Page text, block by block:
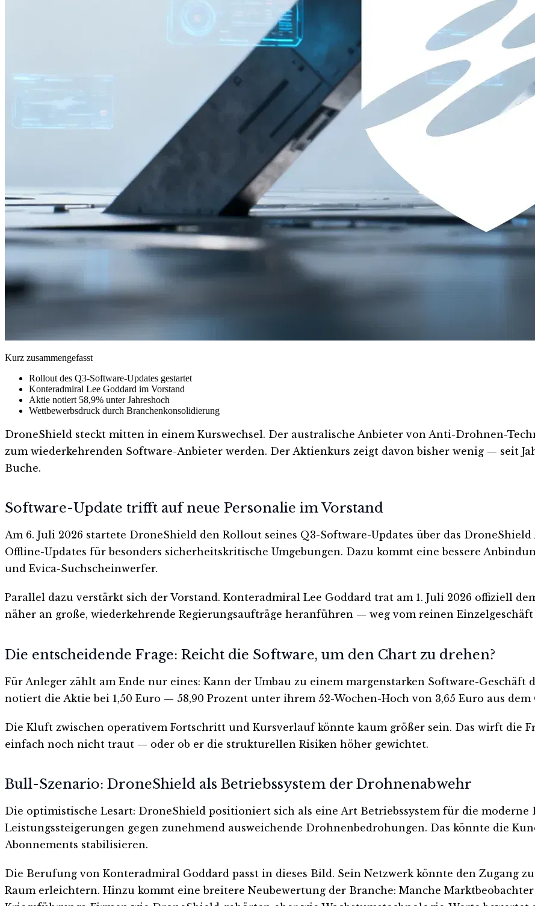
Kurz zusammengefasst
Rollout des Q3-Software-Updates gestartet
Konteradmiral Lee Goddard im Vorstand
Aktie notiert 58,9% unter Jahreshoch
Wettbewerbsdruck durch Branchenkonsolidierung
DroneShield steckt mitten in einem Kurswechsel. Der australische Anbieter von Anti-Drohnen-
zum wiederkehrenden Software-Anbieter werden. Der Aktienkurs zeigt davon bisher wenig — seit
Buche.
Software-Update trifft auf neue Personalie im Vorstand
Am 6. Juli 2026 startete DroneShield den Rollout seines Q3-Software-Updates über das DroneShield
Offline-Updates für besonders sicherheitskritische Umgebungen. Dazu kommt eine bessere
und Evica-Suchscheinwerfer.
Parallel dazu verstärkt sich der Vorstand. Konteradmiral Lee Goddard trat am 1. Juli 2026 offiziell
näher an große, wiederkehrende Regierungsaufträge heranführen — weg vom reinen
Die entscheidende Frage: Reicht die Software, um den Chart zu drehen?
Für Anleger zählt am Ende nur eines: Kann der Umbau zu einem margenstarken Software-Geschäft
notiert die Aktie bei 1,50 Euro — 58,90 Prozent unter ihrem 52-Wochen-Hoch von 3,65 Euro aus dem
Die Kluft zwischen operativem Fortschritt und Kursverlauf könnte kaum größer sein. Das wirft die
einfach noch nicht traut — oder ob er die strukturellen Risiken höher gewichtet.
Bull-Szenario: DroneShield als Betriebssystem der Drohnenabwehr
Die optimistische Lesart: DroneShield positioniert sich als eine Art Betriebssystem für die moderne
Leistungssteigerungen gegen zunehmend ausweichende Drohnenbedrohungen. Das könnte die
Abonnements stabilisieren.
Die Berufung von Konteradmiral Goddard passt in dieses Bild. Sein Netzwerk könnte den Zugang
Raum erleichtern. Hinzu kommt eine breitere Neubewertung der Branche: Manche